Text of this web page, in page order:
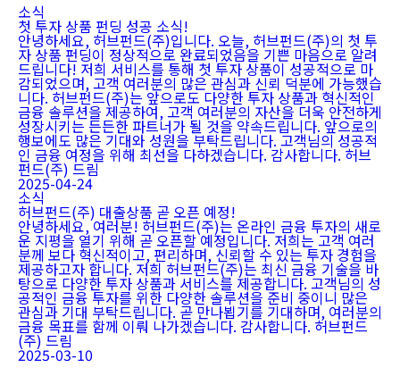
소식
첫 투자 상품 펀딩 성공 소식!
안녕하세요, 허브펀드(주)입니다. 오늘, 허브펀드(주)의 첫 투
자 상품 펀딩이 정상적으로 완료되었음을 기쁜 마음으로 알려
드립니다! 저희 서비스를 통해 첫 투자 상품이 성공적으로 마
감되었으며, 고객 여러분의 많은 관심과 신뢰 덕분에 가능했습
니다. 허브펀드(주)는 앞으로도 다양한 투자 상품과 혁신적인
금융 솔루션을 제공하여, 고객 여러분의 자산을 더욱 안전하게
성장시키는 든든한 파트너가 될 것을 약속드립니다. 앞으로의
행보에도 많은 기대와 성원을 부탁드립니다. 고객님의 성공적
인 금융 여정을 위해 최선을 다하겠습니다. 감사합니다. 허브
펀드(주) 드림
2025-04-24
소식
허브펀드(주) 대출상품 곧 오픈 예정!
안녕하세요, 여러분! 허브펀드(주)는 온라인 금융 투자의 새로
운 지평을 열기 위해 곧 오픈할 예정입니다. 저희는 고객 여러
분께 보다 혁신적이고, 편리하며, 신뢰할 수 있는 투자 경험을
제공하고자 합니다. 저희 허브펀드(주)는 최신 금융 기술을 바
탕으로 다양한 투자 상품과 서비스를 제공합니다. 고객님의 성
공적인 금융 투자를 위한 다양한 솔루션을 준비 중이니 많은
관심과 기대 부탁드립니다. 곧 만나뵙기를 기대하며, 여러분의
금융 목표를 함께 이뤄 나가겠습니다. 감사합니다. 허브펀드
(주) 드림
2025-03-10